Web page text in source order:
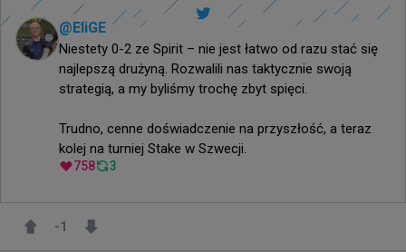
@EliGE
Niestety 0-2 ze Spirit – nie jest łatwo od razu stać się
najlepszą drużyną. Rozwalili nas taktycznie swoją
strategią, a my byliśmy trochę zbyt spięci.
Trudno, cenne doświadczenie na przyszłość, a teraz
kolej na turniej Stake w Szwecji.
758 3
-1